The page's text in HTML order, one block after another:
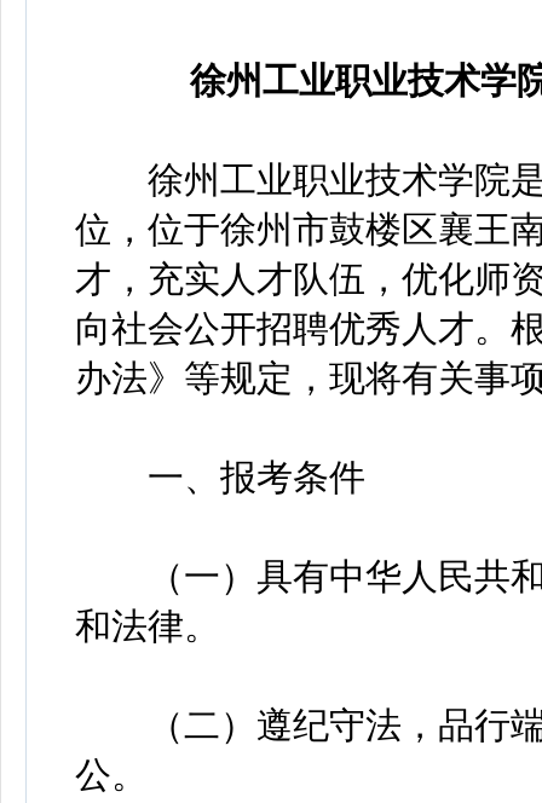
徐州工业职业技术学
徐州工业职业技术学院是
位，位于徐州市鼓楼区襄王
才，充实人才队伍，优化师
向社会公开招聘优秀人才。
办法》等规定，现将有关事
一、报考条件
（一）具有中华人民共和
和法律。
（二）遵纪守法，品行端
公。